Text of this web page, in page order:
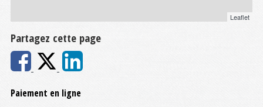
Leaflet
Partagez cette page
Paiement en ligne